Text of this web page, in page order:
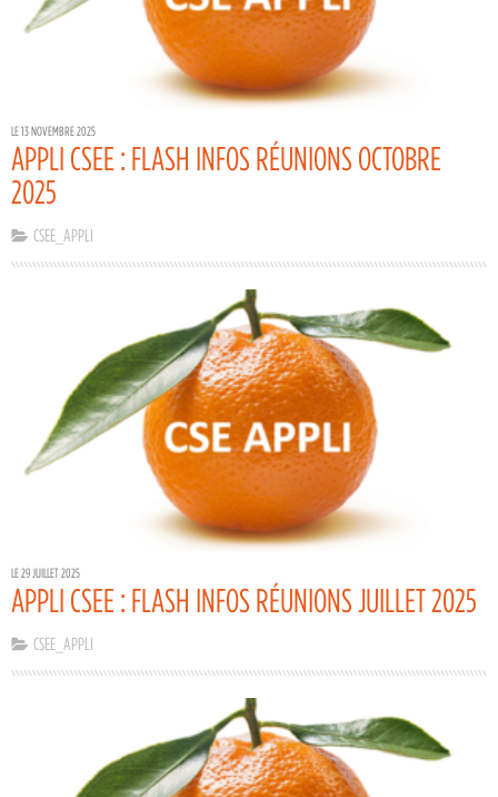
LE 13 NOVEMBRE 2025
APPLI CSEE : FLASH INFOS RÉUNIONS OCTOBRE
2025
CSEE_APPLI
LE 29 JUILLET 2025
APPLI CSEE : FLASH INFOS RÉUNIONS JUILLET 2025
CSEE_APPLI